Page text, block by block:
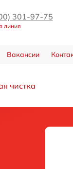
301-97-75
линия
Вакансии
чистка